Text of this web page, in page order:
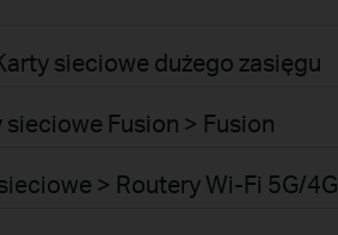
sieciowe dużego zasięgu
Fusion > Fusion
> Routery Wi-Fi 5G/4G